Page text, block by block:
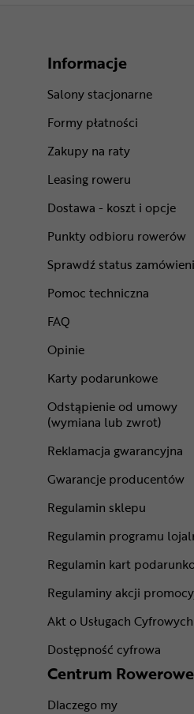
Informacje
Salony stacjonarne
Formy płatności
Zakupy na raty
Leasing roweru
Dostawa - koszt i opcje
Punkty odbioru rowerów
Sprawdź status
Pomoc techniczna
FAQ
Opinie
Karty podarunkowe
Odstąpienie od umowy
(wymiana lub zwrot)
Reklamacja gwarancyjna
Gwarancje producentów
Regulamin sklepu
Regulamin programu
Regulamin kart
Regulaminy akcji
Akt o Usługach
Dostępność cyfrowa
Centrum Rowerowe
Dlaczego my